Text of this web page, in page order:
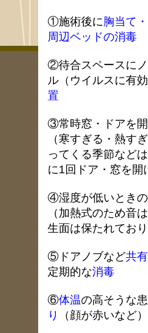
①施術後に 胸当て
周辺ベッドの消毒
②待合スペースに
ル（ウイルスに有効
置
③常時窓・ドアを
（寒すぎる・熱す
ってくる季節など
に1回ドア・窓を開
④湿度が低いときの
（加熱式のため音
生面は保たれており
⑤ドアノブなど共
定期的な消毒
⑥体温の高そうな
り
（顔が赤いなど）